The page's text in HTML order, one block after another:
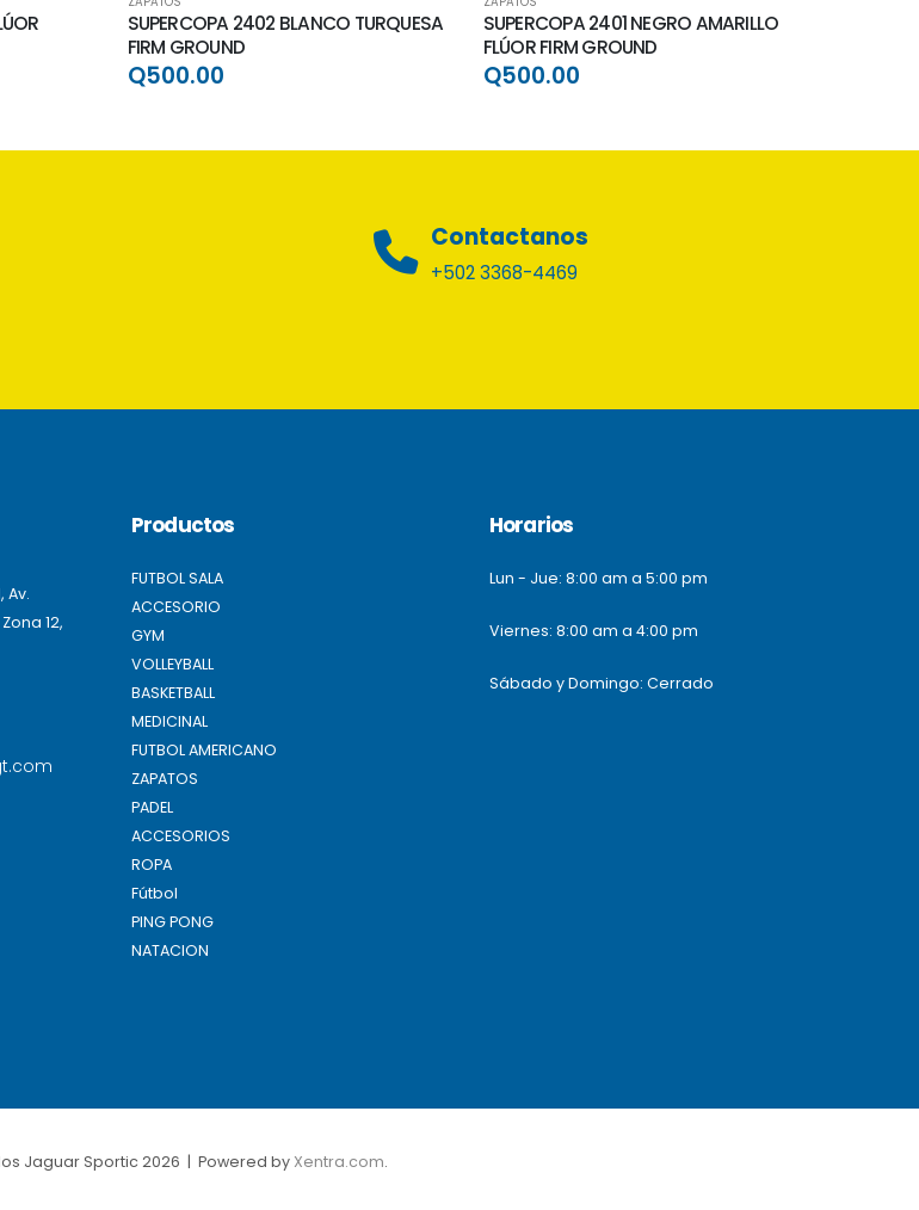
SUPERCOPA 2402 BLANCO TURQUESA
FIRM GROUND
Q500.00
SUPERCOPA 2401 NEGRO AMARILLO
FLÚOR FIRM GROUND
Q500.00
Contactanos
+502 3368-4469
Av.
12,
Productos
FUTBOL SALA
ACCESORIO
GYM
VOLLEYBALL
BASKETBALL
MEDICINAL
FUTBOL AMERICANO
ZAPATOS
PADEL
ACCESORIOS
ROPA
Fútbol
PING PONG
NATACION
Horarios
Lun - Jue: 8:00 am a 5:00 pm
Viernes: 8:00 am a 4:00 pm
Sábado y Domingo: Cerrado
Jaguar Sportic 2026 | Powered by Xentra.com.